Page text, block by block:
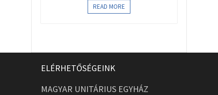
READ MORE
ELÉRHETŐSÉGEINK
MAGYAR UNITÁRIUS EGYHÁZ